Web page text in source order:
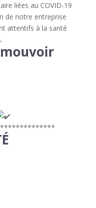
liées au COVID-19
de notre entreprise
attentifs à la santé